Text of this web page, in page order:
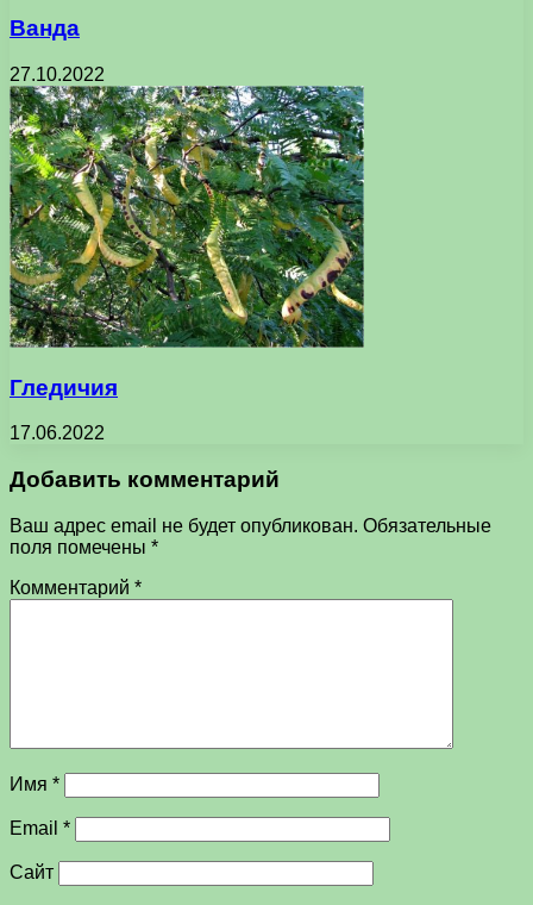
Ванда
27.10.2022
Гледичия
17.06.2022
Добавить комментарий
Ваш адрес email не будет опубликован. Обязательные
поля помечены *
Комментарий *
Имя *
Email *
Сайт